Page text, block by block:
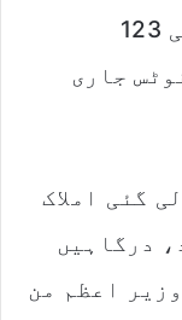
ترقی کی وزارت نے وقف بورڈ کی 123
جاری
گئی املاک
درگاہیں
اعظم من